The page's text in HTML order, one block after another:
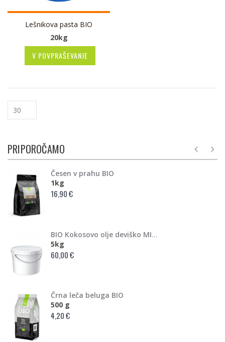
Lešnikova pasta BIO
20kg
V POVPRAŠEVANJE
PRIPOROČAMO
Česen v prahu BIO
1kg
16,90 €
BIO Kokosovo olje deviško MINI BULK
5kg
60,00 €
Črna leča beluga BIO
500 g
4,20 €